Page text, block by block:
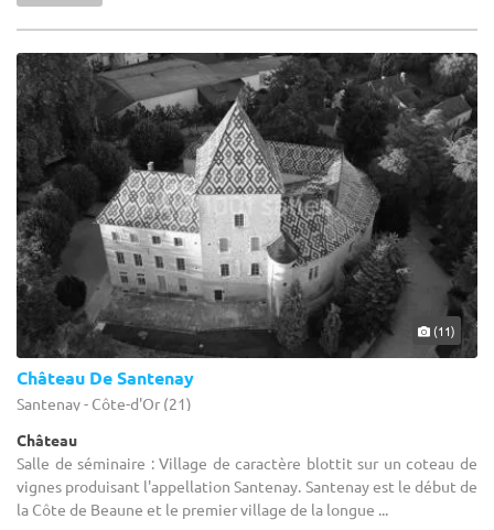
(11)
Château De Santenay
Santenay - Côte-d'Or (21)
Château
Salle de séminaire : Village de caractère blottit sur un coteau de
vignes produisant l'appellation Santenay. Santenay est le début de
la Côte de Beaune et le premier village de la longue ...